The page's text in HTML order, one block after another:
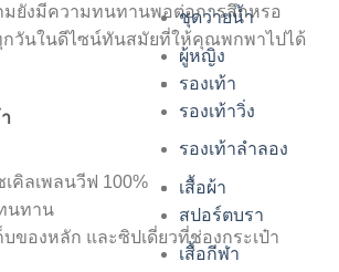
ชุดว่ายน้ำ
ผู้หญิง
รองเท้า
รองเท้าวิ่ง
รองเท้าลำลอง
เสื้อผ้า
สปอร์ตบรา
เสื้อกีฬา
มยังมีความทนทานพอต่อการสึกหรอ
กวันในดีไซน์ทันสมัยที่ให้คุณพกพาไปได้
เคิลเพลนวีฟ 100%
นทาน
ของหลัก และซิปเดี่ยวที่ช่องกระเป๋า